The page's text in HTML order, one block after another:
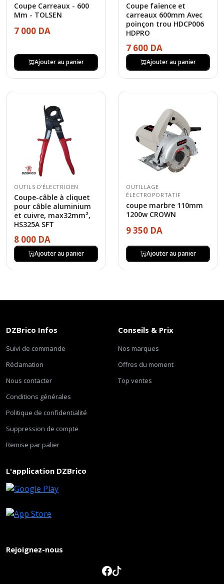
Coupe Carreaux - 600
Mm - TOLSEN
7 000 DA
Ajouter au panier
Coupe faïence et
carreaux 600mm Avec
poinçon trou HDCP006
HDPRO
7 600 DA
Ajouter au panier
OUTILS D'ÉLECTRICIEN
Coupe-câble à cliquet
pour câble aluminium
et cuivre, max32mm²,
HS325A SFT
8 000 DA
Ajouter au panier
OUTILLAGE
ÉLECTROPORTATIF
coupe marbre 110mm
1200w CROWN
9 350 DA
Ajouter au panier
DZBrico Infos
Suivi de commande
Réclamation
Nous contacter
Conditions générales
Politique de confidentialité
Suppression de compte
Remise par palier
Conseils & Prix
Nos marques
Offres du moment
Top ventes
L'application DZBrico
Rejoignez-nous